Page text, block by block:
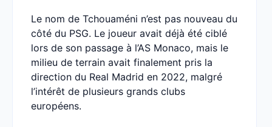
Le nom de Tchouaméni n’est pas nouveau du
côté du PSG. Le joueur avait déjà été ciblé
lors de son passage à l’AS Monaco, mais le
milieu de terrain avait finalement pris la
direction du Real Madrid en 2022, malgré
l’intérêt de plusieurs grands clubs
européens.